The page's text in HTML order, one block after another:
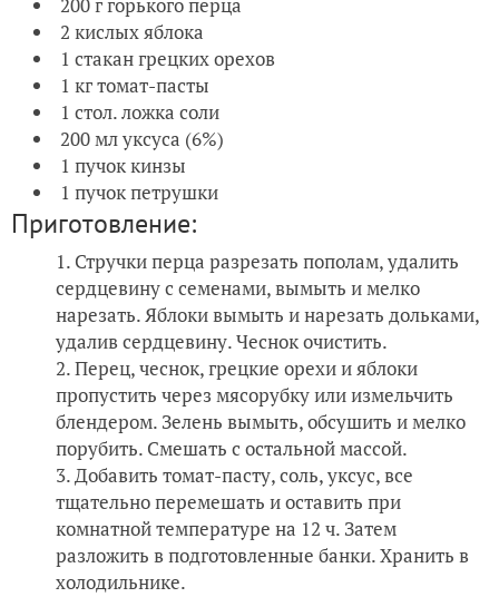
200 г горького перца
2 кислых яблока
1 стакан грецких орехов
1 кг томат-пасты
1 стол. ложка соли
200 мл уксуса (6%)
1 пучок кинзы
1 пучок петрушки
Приготовление:
Стручки перца разрезать пополам, удалить
сердцевину с семенами, вымыть и мелко
нарезать. Яблоки вымыть и нарезать дольками,
удалив сердцевину. Чеснок очистить.
Перец, чеснок, грецкие орехи и яблоки
пропустить через мясорубку или измельчить
блендером. Зелень вымыть, обсушить и мелко
порубить. Смешать с остальной массой.
Добавить томат-пасту, соль, уксус, все
тщательно перемешать и оставить при
комнатной температуре на 12 ч. Затем
разложить в подготовленные банки. Хранить в
холодильнике.